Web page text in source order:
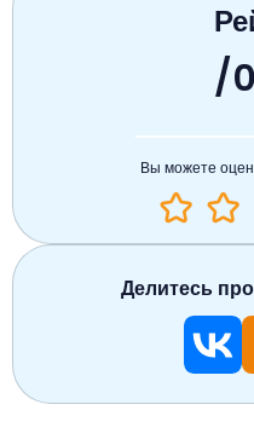
/0
Вы можете
Делитесь